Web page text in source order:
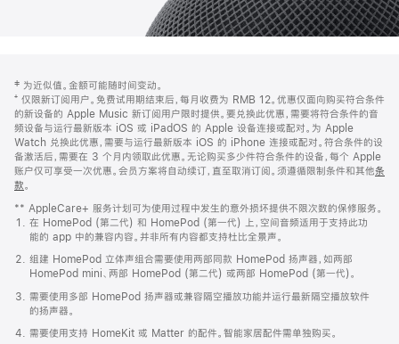
页
页
脚
注
‡ 为近似值。金额可能随时间变动。
⁺ 仅限新订阅用户。免费试用期结束后，每月收费为 RMB 12。优惠仅面向购买符合条件
的新设备的 Apple Music 新订阅用户限时提供。要兑换此优惠，需要将符合条件的音
频设备与运行最新版本 iOS 或 iPadOS 的 Apple 设备连接或配对。为 Apple
Watch 兑换此优惠，需要与运行最新版本 iOS 的 iPhone 连接或配对。符合条件的设
备激活后，需要在 3 个月内领取此优惠。无论购买多少件符合条件的设备，每个 Apple
账户仅可享受一次优惠。会员方案将自动续订，直至取消订阅。须遵循限制条件和其他条
款。
窗
口
中
打
开)
** AppleCare+ 服务计划可为使用过程中发生的意外损坏提供不限次数的保修服务。
在 HomePod (第二代) 和 HomePod (第一代) 上，空间音频适用于支持此功
能的 app 中的兼容内容。并非所有内容都支持杜比全景声。
组建 HomePod 立体声组合需要使用两部同款 HomePod 扬声器，如两部
HomePod mini、两部 HomePod (第二代) 或两部 HomePod (第一代)。
需要使用多部 HomePod 扬声器或兼容隔空播放功能并运行最新隔空播放软件
的扬声器。
需要使用支持 HomeKit 或 Matter 的配件。智能家居配件需单独购买。